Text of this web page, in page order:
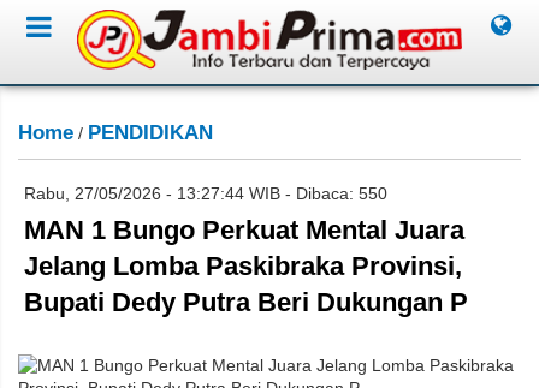
Home / PENDIDIKAN
Rabu, 27/05/2026 - 13:27:44 WIB - Dibaca: 550
MAN 1 Bungo Perkuat Mental Juara
Jelang Lomba Paskibraka Provinsi,
Bupati Dedy Putra Beri Dukungan P